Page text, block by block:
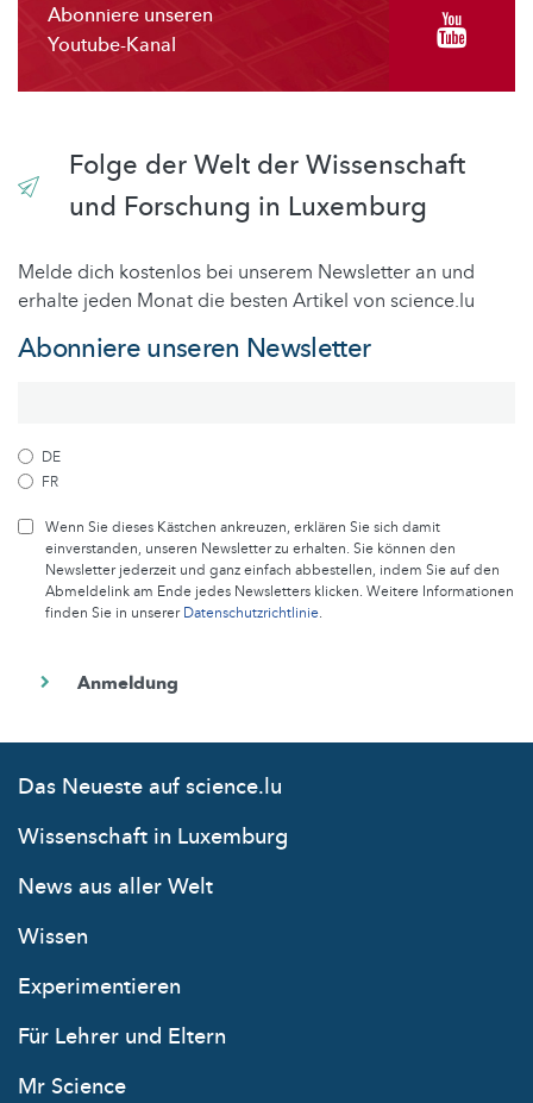
Abonniere unseren
Youtube-Kanal
Folge der Welt der Wissenschaft
und Forschung in Luxemburg
Melde dich kostenlos bei unserem Newsletter an und
erhalte jeden Monat die besten Artikel von science.lu
Abonniere unseren Newsletter
DE
FR
Wenn Sie dieses Kästchen ankreuzen, erklären Sie sich damit
einverstanden, unseren Newsletter zu erhalten. Sie können den
Newsletter jederzeit und ganz einfach abbestellen, indem Sie auf den
Abmeldelink am Ende jedes Newsletters klicken. Weitere Informationen
finden Sie in unsererDatenschutzrichtlinie.
Das Neueste auf science.lu
Wissenschaft in Luxemburg
News aus aller Welt
Wissen
Experimentieren
Für Lehrer und Eltern
Mr Science